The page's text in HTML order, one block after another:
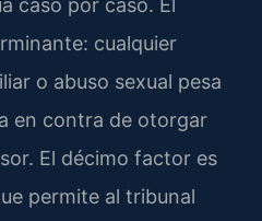
caso por caso. El
cualquier
o abuso sexual pesa
en contra de otorgar
El décimo factor es
permite al tribunal